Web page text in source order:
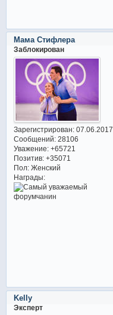
Мама Стифлера
Заблокирован
Зарегистрирован: 07.06.2017
Сообщений:28106
Уважение: +65721
Позитив: +35071
Пол:Женский
Награды:
Kelly
Эксперт